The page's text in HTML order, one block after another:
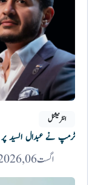
انٹرنیشنل
ٹرمپ نے عبدال السید پر
اگست 06, 2026